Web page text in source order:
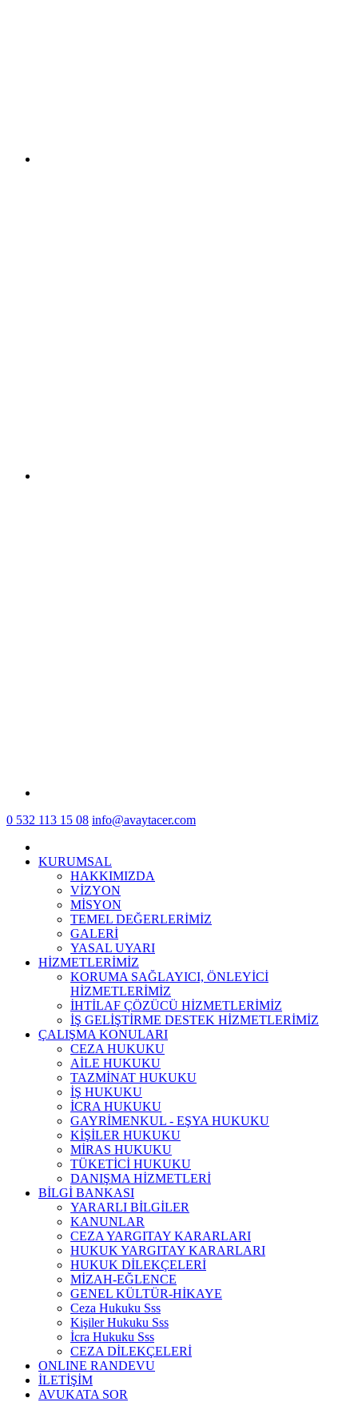
0 532 113 15 08 info@avaytacer.com
KURUMSAL
HAKKIMIZDA
VİZYON
MİSYON
TEMEL DEĞERLERİMİZ
GALERİ
YASAL UYARI
HİZMETLERİMİZ
KORUMA SAĞLAYICI, ÖNLEYİCİ
HİZMETLERİMİZ
İHTİLAF ÇÖZÜCÜ HİZMETLERİMİZ
İŞ GELİŞTİRME DESTEK HİZMETLERİMİZ
ÇALIŞMA KONULARI
CEZA HUKUKU
AİLE HUKUKU
TAZMİNAT HUKUKU
İŞ HUKUKU
İCRA HUKUKU
GAYRİMENKUL - EŞYA HUKUKU
KİŞİLER HUKUKU
MİRAS HUKUKU
TÜKETİCİ HUKUKU
DANIŞMA HİZMETLERİ
BİLGİ BANKASI
YARARLI BİLGİLER
KANUNLAR
CEZA YARGITAY KARARLARI
HUKUK YARGITAY KARARLARI
HUKUK DİLEKÇELERİ
MİZAH-EĞLENCE
GENEL KÜLTÜR-HİKAYE
Ceza Hukuku Sss
Kişiler Hukuku Sss
İcra Hukuku Sss
CEZA DİLEKÇELERİ
ONLINE RANDEVU
İLETİŞİM
AVUKATA SOR